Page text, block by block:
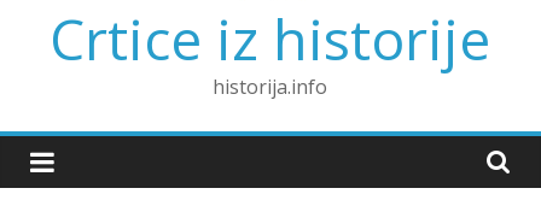
Crtice iz historije
historija.info